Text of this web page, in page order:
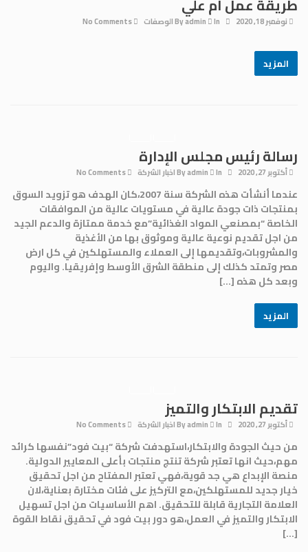
طريقة عمل ام علي
نوفمبر 18, 2020 admin In الوصفات
المزيد
رسالة رئيس مجلس الإدارة
أكتوبر 27, 2020 admin In اخبار الشركة
عندما أنشأت هذه الشركة سنة 2007،كان الهدف هو تزويد السوق
بمنتجات ذات جودة عالية في مستويات عالية من الموافقات
الخاصة “بمصنعي المواد الغذائية”مع خدمة ممتازة والدعم الجيد
من اجل تقديم نوعية عالية وموثوق بها من الأغذية
والمشروبات،وتقديمها إلى العملاء والمستهلكين في كل ارض
مصر وتمتد كذلك إلى منطقة الشرق الأوسط وإفريقيا. واليوم
وبعد كل هذه […]
المزيد
تقديم الابتكار والتميز
أكتوبر 27, 2020 admin In اخبار الشركة
من حيث الجودة والابتكار،استهدفت شركة “بيت فود”نفسها كرائد
مهم،حيث انها تعتبر شركة تنتج منتجات بأعلى المعايير الدولية.
منصة الإبداع هي جد قوية،فهي تعتبر المفتاح من اجل تحقيق
خيار جديد للمستهلكين،مع التركيز على فئات مختارة بعناية،لان
العلامة التجارية قابلة للتحقيق. اهم الأساسيات من اجل تسهيل
الابتكار والتميز في العمل،هو دور بيت فود في تحقيق نقاط القوة
[…]